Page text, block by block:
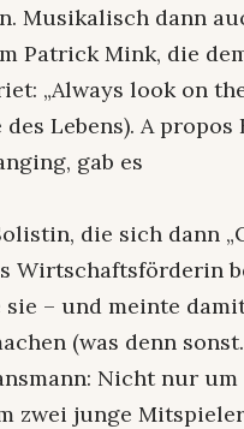
Musikalisch dann
Patrick Mink, die
„Always look on
Lebens). A propos
gab es
die sich dann
Wirtschaftsförderin
sie – und meinte
(was denn
Nicht nur um
zwei junge